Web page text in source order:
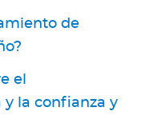
de
el
la confianza y